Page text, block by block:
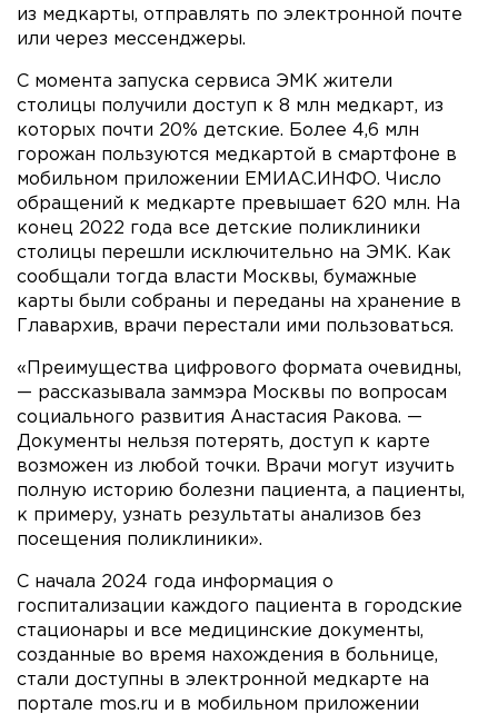
из медкарты, отправлять по электронной почте
или через мессенджеры.
С момента запуска сервиса ЭМК жители
столицы получили доступ к 8 млн медкарт, из
которых почти 20% детские. Более 4,6 млн
горожан пользуются медкартой в смартфоне в
мобильном приложении ЕМИАС.ИНФО. Число
обращений к медкарте превышает 620 млн. На
конец 2022 года все детские поликлиники
столицы перешли исключительно на ЭМК. Как
сообщали тогда власти Москвы, бумажные
карты были собраны и переданы на хранение в
Главархив, врачи перестали ими пользоваться.
«Преимущества цифрового формата очевидны,
— рассказывала заммэра Москвы по вопросам
социального развития Анастасия Ракова. —
Документы нельзя потерять, доступ к карте
возможен из любой точки. Врачи могут изучить
полную историю болезни пациента, а пациенты,
к примеру, узнать результаты анализов без
посещения поликлиники».
С начала 2024 года информация о
госпитализации каждого пациента в городские
стационары и все медицинские документы,
созданные во время нахождения в больнице,
стали доступны в электронной медкарте на
портале mos.ru и в мобильном приложении